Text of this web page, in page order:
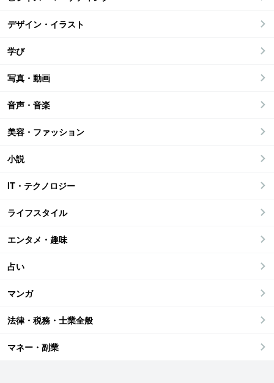
デザイン・イラスト
学び
写真・動画
音声・音楽
美容・ファッション
小説
IT・テクノロジー
ライフスタイル
エンタメ・趣味
占い
マンガ
法律・税務・士業全般
マネー・副業